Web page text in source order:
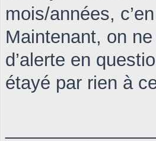
mois/années,
Maintenant, on
d’alerte en
étayé par rien à